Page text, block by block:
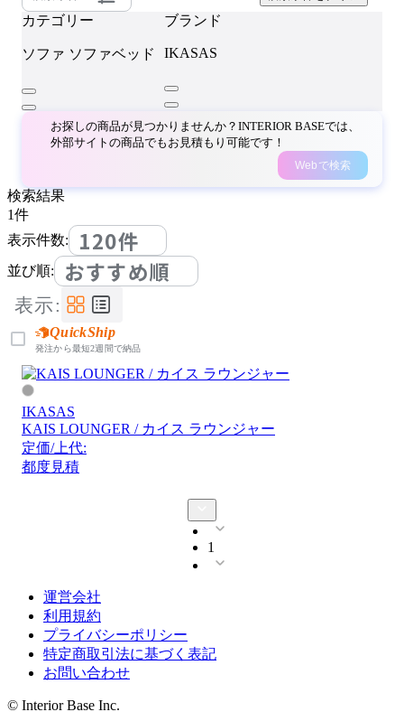
カテゴリー
ソファ ソファベッド
ブランド
IKASAS
お探しの商品が見つかりませんか？INTERIOR BASEでは、
外部サイトの商品でもお見積もり可能です！
Webで検索
検索結果
1件
表示件数:
120件
並び順: おすすめ順
表示:
QuickShip
発注から最短2週間で納品
IKASAS
KAIS LOUNGER / カイス ラウンジャー
定価/上代:
都度見積
1
運営会社
利用規約
プライバシーポリシー
特定商取引法に基づく表記
お問い合わせ
© Interior Base Inc.